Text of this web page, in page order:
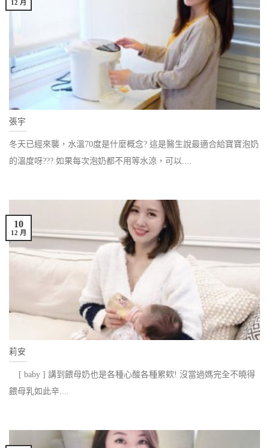
張宇
冬天已經來襲，水溫70度是什麼概念? 這是醫生說最適合給寶寶泡奶
的溫度呀??? 如果每次泡奶都不用等水涼，可以....
12 月
莉安
[ baby ] 講到餵母奶也是各種心酸各種累欸! 沒當過媽完全不曉得
餵母乳如此辛....
10
12 月